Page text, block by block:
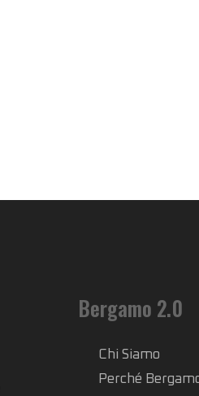
Bergamo 2.0
Chi Siamo
Perché